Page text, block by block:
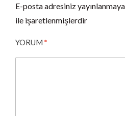
E-posta adresiniz
ile işaretlenmişlerdir
YORUM *